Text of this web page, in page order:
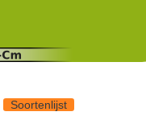
Soortenlijst